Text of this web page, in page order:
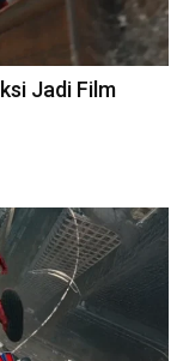
Jadi Film